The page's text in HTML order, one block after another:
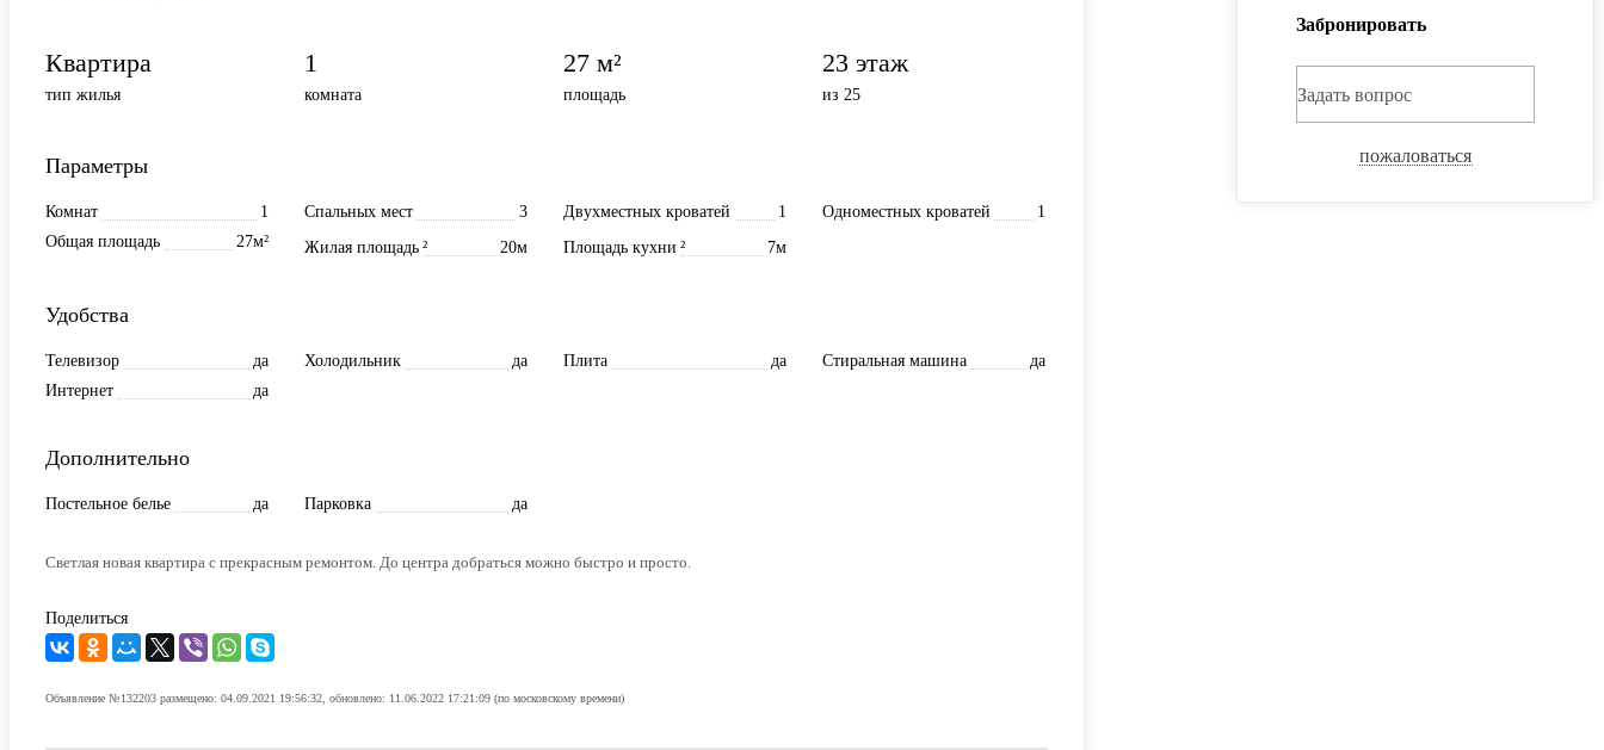
Квартира
тип жилья
1
комната
27 м²
площадь
23 этаж
из 25
Параметры
Комнат 1 Спальных мест 3 Двухместных кроватей 1 Одноместных кроватей
1
Общая площадь
27м² Жилая площадь 20м
² Площадь кухни 7м
²
Удобства
Телевизор да Холодильник да Плита да Стиральная машина
да
Интернет
да
Дополнительно
Постельное белье да Парковка да
Светлая новая квартира с прекрасным ремонтом. Дo центрa дoбрaтьcя можнo быстро и просто.
Поделиться
Объявление №132203 размещено: 04.09.2021 19:56:32, обновлено: 11.06.2022 17:21:09 (по московскому времени)
Забронировать
Задать вопрос
пожаловаться